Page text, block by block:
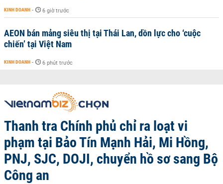
KINH DOANH - 6 giờ trước
AEON bán mảng siêu thị tại Thái Lan, dồn lực cho ‘cuộc
chiến’ tại Việt Nam
KINH DOANH - 6 phút trước
Thanh tra Chính phủ chỉ ra loạt vi
phạm tại Bảo Tín Mạnh Hải, Mi Hồng,
PNJ, SJC, DOJI, chuyển hồ sơ sang Bộ
Công an